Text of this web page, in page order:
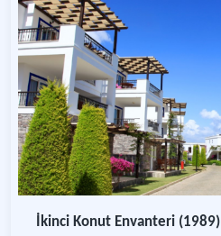
İkinci Konut Envanteri (1989)